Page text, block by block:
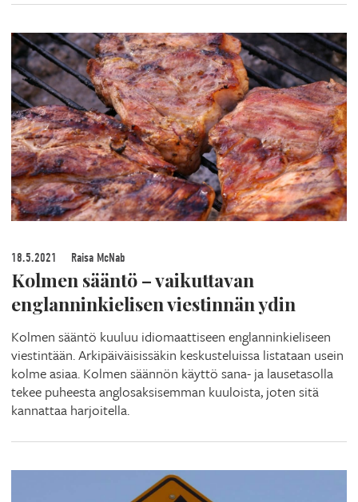
18.5.2021 Raisa McNab
Kolmen sääntö – vaikuttavan
englanninkielisen viestinnän ydin
Kolmen sääntö kuuluu idiomaattiseen englanninkieliseen
viestintään. Arkipäiväisissäkin keskusteluissa listataan usein
kolme asiaa. Kolmen säännön käyttö sana- ja lausetasolla
tekee puheesta anglosaksisemman kuuloista, joten sitä
kannattaa harjoitella.